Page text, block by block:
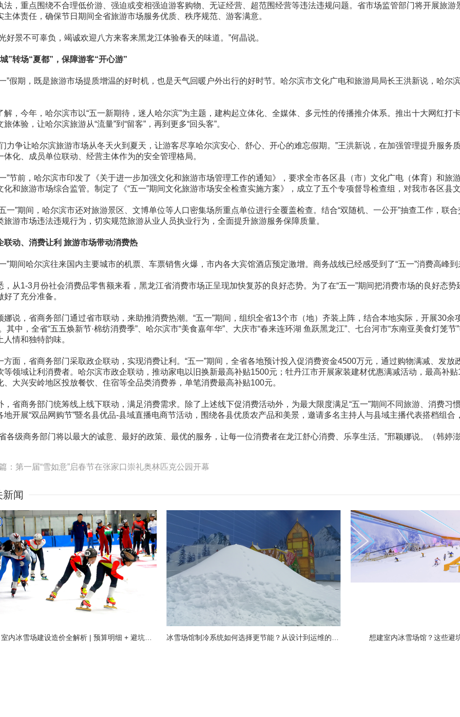
法，重点围绕不合理低价游、强迫或变相强迫游客购物、无证经营、超范围经营等违法违规问题。省市场监管部门将开展旅
主体责任，确保节日期间全省旅游市场服务优质、秩序规范、游客满意。
好景不可辜负，竭诚欢迎八方来客来黑龙江体验春天的味道。”何晶说。
”转场“夏都”，保障游客“开心游”
”假期，既是旅游市场提质增温的好时机，也是天气回暖户外出行的好时节。哈尔滨市文化广电和旅游局局长王洪新说，哈尔
解，今年，哈尔滨市以“五一新期待，迷人哈尔滨”为主题，建构起立体化、全媒体、多元性的传播推介体系。推出十大网红
旅体验，让哈尔滨旅游从“流量”到“留客”，再到更多“回头客”。
力争让哈尔滨旅游市场从冬天火到夏天，让游客尽享哈尔滨安心、舒心、开心的难忘假期。”王洪新说，在加强管理提升服务
体化、成员单位联动、经营主体作为的安全管理格局。
”节前，哈尔滨市印发了《关于进一步加强文化和旅游市场管理工作的通知》，要求全市各区县（市）文化广电（体育）和
化和旅游市场综合监管。制定了《“五一”期间文化旅游市场安全检查实施方案》，成立了五个专项督导检查组，对我市各区县
一”期间，哈尔滨市还对旅游景区、文博单位等人口密集场所重点单位进行全覆盖检查。结合“双随机、一公开”抽查工作，联
旅游市场违法违规行为，切实规范旅游从业人员执业行为，全面提升旅游服务保障质量。
联动、消费让利 旅游市场带动消费热
”期间哈尔滨往来国内主要城市的机票、车票销售火爆，市内各大宾馆酒店预定激增。商务战线已经感受到了“五一”消费高峰
，从1-3月份社会消费品零售额来看，黑龙江省消费市场正呈现加快复苏的良好态势。为了在“五一”期间把消费市场的良好态
好了充分准备。
娜说，省商务部门通过省市联动，来助推消费热潮。“五一”期间，组织全省13个市（地）齐装上阵，结合本地实际，开展30
其中，全省“五五焕新节·棉纺消费季”、哈尔滨市“美食嘉年华”、大庆市“春来连环湖 鱼跃黑龙江”、七台河市“东南亚美食灯
人情和独特韵味。
方面，省商务部门采取政企联动，实现消费让利。“五一”期间，全省各地预计投入促消费资金4500万元，通过购物满减、发
等领域让利消费者。哈尔滨市政企联动，推动家电以旧换新最高补贴1500元；牡丹江市开展家装建材优惠满减活动，最高补
、大兴安岭地区投放餐饮、住宿等全品类消费券，单笔消费最高补贴100元。
，省商务部门统筹线上线下联动，满足消费需求。除了上述线下促消费活动外，为最大限度满足“五一”期间不同旅游、消费
地开展“双品网购节”暨名县优品-县域直播电商节活动，围绕各县优质农产品和美景，邀请多名主持人与县域主播代表搭档组
各级商务部门将以最大的诚意、最好的政策、最优的服务，让每一位消费者在龙江舒心消费、乐享生活。”邢颖娜说。（韩婷
：第一届“雪如意”启春节在张家口崇礼奥林匹克公园开幕
新闻
想建室内冰雪场馆？这些避